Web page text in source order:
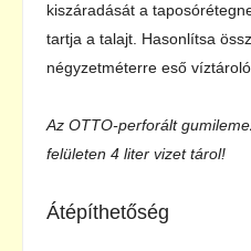
kiszáradását a
tartja a talajt. Hasonlítsa
négyzetméterre eső
Az OTTO-perforált
felületen 4 liter vizet tárol!
Átépíthetőség